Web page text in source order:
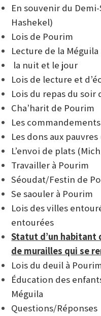
En souvenir du
Hashekel)
Lois de Pourim
Lecture de la Méguila
la nuit et le jour
Lois de lecture et
Lois du repas du soir
Cha’harit de Pourim
Les
Les dons aux
L’envoi de plats
Travailler à Pourim
Séoudat/Festin de
Se saouler à Pourim
Lois des villes
entourées
Statut d’un habitant
de murailles qui se
Lois du deuil à
Éducation des
Méguila
Questions/Réponses